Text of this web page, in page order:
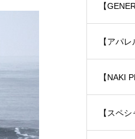
【
【アパ
【NAKI
【スペ